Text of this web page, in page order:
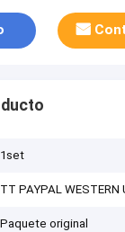
1set
TT PAYPAL WESTERN
Paquete original